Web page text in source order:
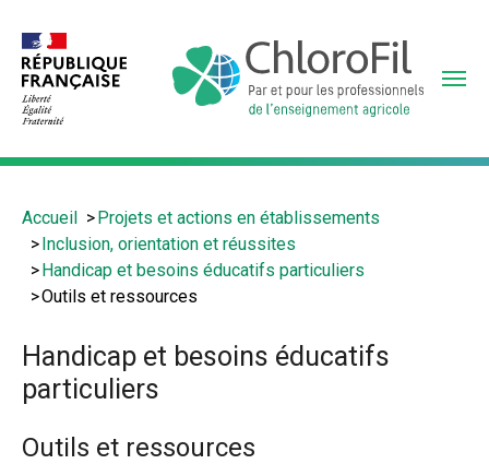
contenu
principal
Vous
êtes
Accueil
Projets et actions en établissements
Inclusion, orientation et réussites
Handicap et besoins éducatifs particuliers
Outils et ressources
Handicap et besoins éducatifs
particuliers
Outils et ressources